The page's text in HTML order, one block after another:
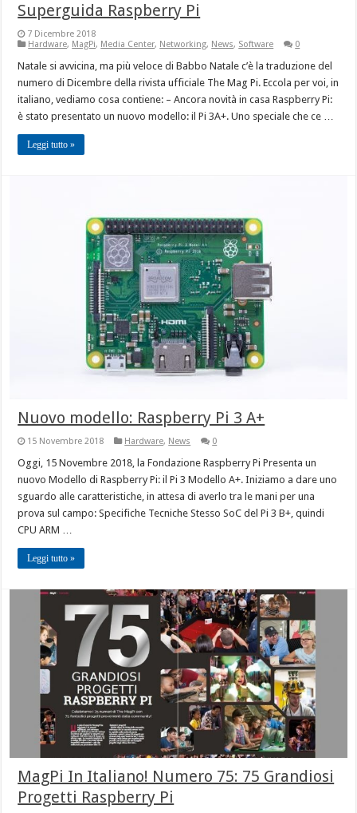
Superguida Raspberry Pi
7 Dicembre 2018
Hardware, MagPi, Media Center, Networking, News, Software 0
Natale si avvicina, ma più veloce di Babbo Natale c’è la traduzione del
numero di Dicembre della rivista ufficiale The Mag Pi. Eccola per voi, in
italiano, vediamo cosa contiene: – Ancora novità in casa Raspberry Pi:
è stato presentato un nuovo modello: il Pi 3A+. Uno speciale che ce …
Leggi tutto »
Nuovo modello: Raspberry Pi 3 A+
15 Novembre 2018 Hardware, News 0
Oggi, 15 Novembre 2018, la Fondazione Raspberry Pi Presenta un
nuovo Modello di Raspberry Pi: il Pi 3 Modello A+. Iniziamo a dare uno
sguardo alle caratteristiche, in attesa di averlo tra le mani per una
prova sul campo: Specifiche Tecniche Stesso SoC del Pi 3 B+, quindi
CPU ARM …
Leggi tutto »
MagPi In Italiano! Numero 75: 75 Grandiosi
Progetti Raspberry Pi